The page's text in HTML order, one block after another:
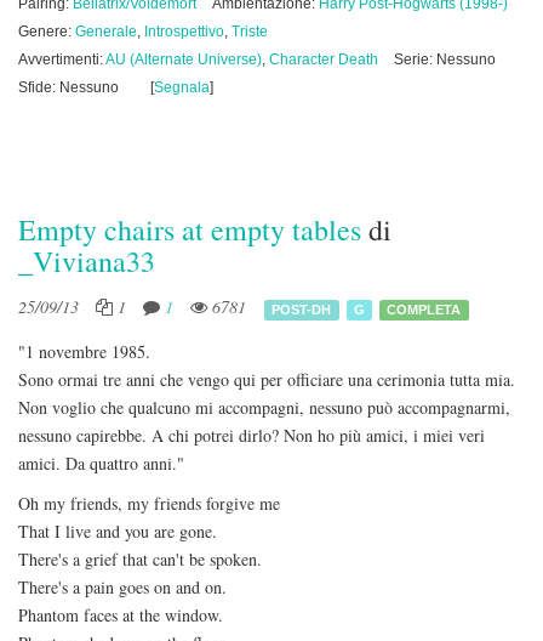
Pairing: Bellatrix/Voldemort Ambientazione: Harry Post-Hogwarts (1998-)
Genere: Generale, Introspettivo, Triste
Avvertimenti:AU (Alternate Universe), Character Death
Serie: Nessuno
Sfide: Nessuno
[Segnala]
Empty chairs at empty tablesdi
_Viviana33
25/09/13 1 1 6781 POST-DH G COMPLETA
"1 novembre 1985.
Sono ormai tre anni che vengo qui per officiare una cerimonia tutta mia.
Non voglio che qualcuno mi accompagni, nessuno può accompagnarmi,
nessuno capirebbe. A chi potrei dirlo? Non ho più amici, i miei veri
amici. Da quattro anni."
Oh my friends, my friends forgive me
That I live and you are gone.
There's a grief that can't be spoken.
There's a pain goes on and on.
Phantom faces at the window.